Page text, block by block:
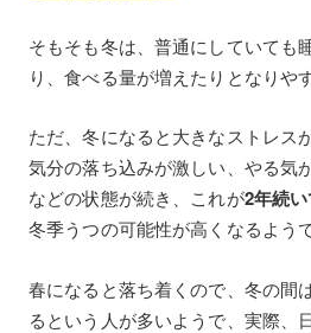
そもそも冬は、普通にしていても
り、食べる量が増えたりとなりや
ただ、冬になると大きなストレス
気分の落ち込みが激しい、やる気
などの状態が続き、これが2年続
冬季うつの可能性が高くなるようで
春になると落ち着くので、冬の間
るという人が多いようで、実際、